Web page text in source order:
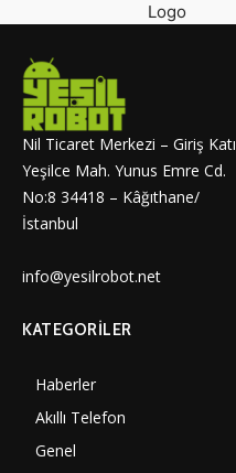
Nil Ticaret Merkezi – Giriş Katı
Yeşilce Mah. Yunus Emre Cd.
No:8 34418 – Kâğıthane/
İstanbul
info@yesilrobot.net
KATEGORILER
Haberler
Akıllı Telefon
Genel